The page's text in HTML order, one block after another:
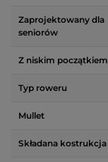
Zaprojektowany dla
seniorów
Z niskim początkiem
Typ roweru
Mullet
Składana kostrukcja